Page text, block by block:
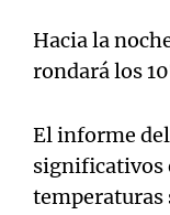
Hacia la
rondará los
El informe
significativos
temperaturas